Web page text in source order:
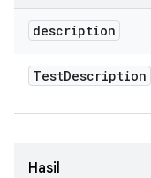
description
TestDescription
Hasil